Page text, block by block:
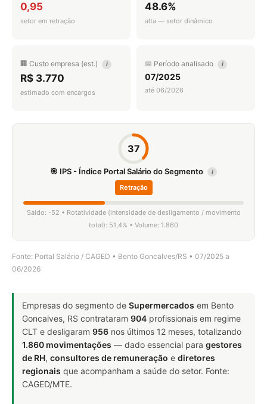
0,95
setor em retração
48.6%
alta — setor dinâmico
🏢 Custo empresa (est.) i
R$ 3.770
estimado com encargos
📅 Período analisado i
07/2025
até 06/2026
37
🎯 IPS - Índice Portal Salário do Segmento i
Retração
Saldo: -52 • Rotatividade (intensidade de desligamento / movimento
total): 51,4% • Volume: 1.860
Fonte: Portal Salário / CAGED • Bento Goncalves/RS • 07/2025 a
06/2026
Empresas do segmento de Supermercados em Bento
Goncalves, RS contrataram 904 profissionais em regime
CLT e desligaram 956 nos últimos 12 meses, totalizando
1.860 movimentações — dado essencial para gestores
de RH, consultores de remuneração e diretores
regionais que acompanham a saúde do setor. Fonte:
CAGED/MTE.